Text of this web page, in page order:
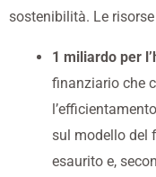
sostenibilità. Le
1 miliardo per
finanziario che
sul modello del
esaurito e,